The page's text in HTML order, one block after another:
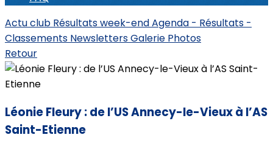
Actu club Résultats week-endAgenda - Résultats -
Classements NewslettersGalerie Photos
Retour
Léonie Fleury : de l’US Annecy-le-Vieux à l’AS
Saint-Etienne